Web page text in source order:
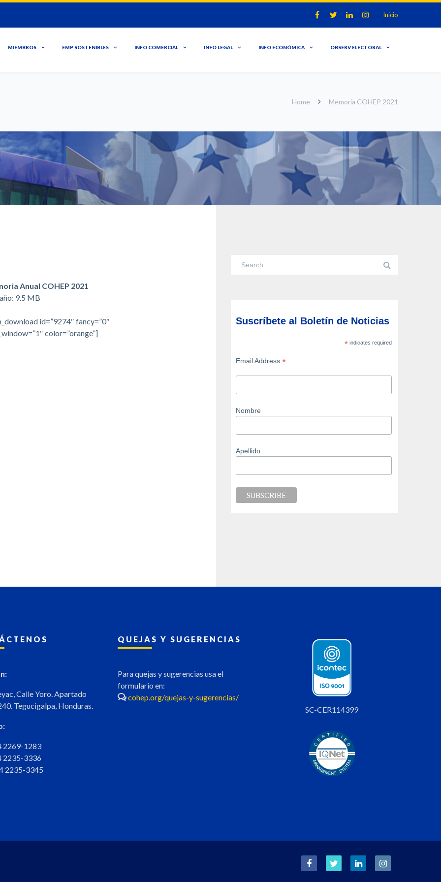
Inicio
MIEMBROS EMP SOSTENIBLES INFO COMERCIAL INFO LEGAL INFO ECONÓMICA OBSERV ELECTORAL
Home Memoria COHEP 2021
Anual COHEP 2021
9.5 MB
id=”9274″ fancy=”0″
color=”orange”]
Suscríbete al Boletín de Noticias
*indicates required
Email Address*
Nombre
Apellido
Calle Yoro. Apartado
Tegucigalpa, Honduras.
2269-1283
2235-3336
2235-3345
QUEJAS Y SUGERENCIAS
Para quejas y sugerencias usa el
formulario en:
cohep.org/quejas-y-sugerencias/
SC-CER114399